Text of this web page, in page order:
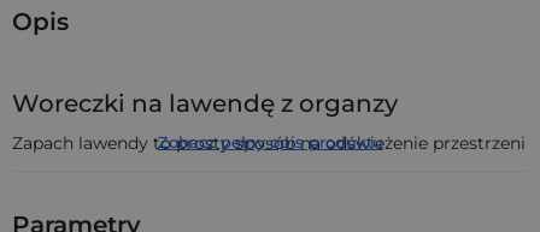
Opis
Woreczki na lawendę z organzy
Zapach lawendy to prosty sposób na odświeżenie przestrzeni
Zobacz pełny opis produktu
Parametry